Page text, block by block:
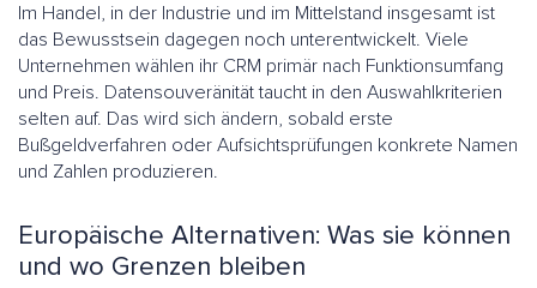
Im Handel, in der Industrie und im Mittelstand insgesamt ist
das Bewusstsein dagegen noch unterentwickelt. Viele
Unternehmen wählen ihr CRM primär nach Funktionsumfang
und Preis. Datensouveränität taucht in den Auswahlkriterien
selten auf. Das wird sich ändern, sobald erste
Bußgeldverfahren oder Aufsichtsprüfungen konkrete Namen
und Zahlen produzieren.
Europäische Alternativen: Was sie können
und wo Grenzen bleiben